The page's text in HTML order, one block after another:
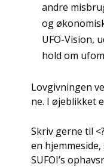
andre
og
UFO-Vision,
hold om
Lov­giv­nin­gen
ne. I øje­blik­ket
Skriv ger­ne til
en
SUFOI’s